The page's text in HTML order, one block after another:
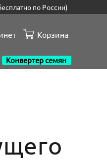
по России)
Корзина
Конвертер семян